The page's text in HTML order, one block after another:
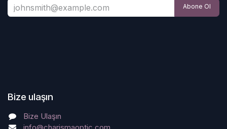
Abone Ol
Bize ulaşın
Bize Ulaşın